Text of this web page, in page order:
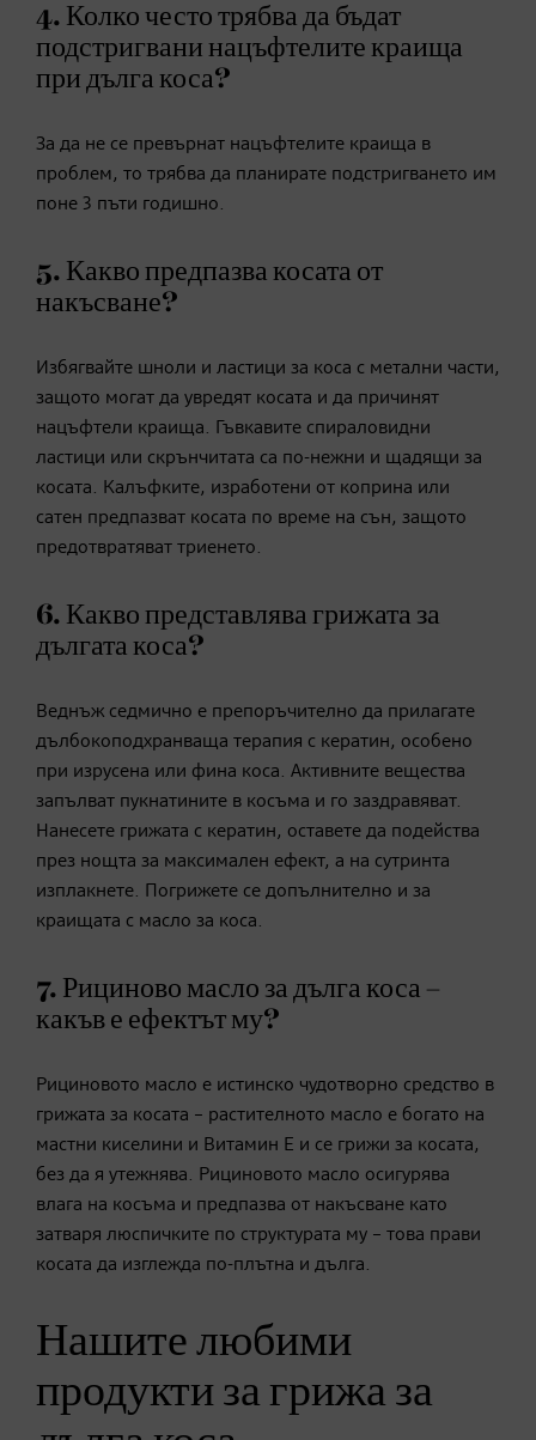
4. Колко често трябва да бъдат
подстригвани нацъфтелите краища
при дълга коса?
За да не се превърнат нацъфтелите краища в
проблем, то трябва да планирате подстригването им
поне 3 пъти годишно.
5. Какво предпазва косата от
накъсване?
Избягвайте шноли и ластици за коса с метални части,
защото могат да увредят косата и да причинят
нацъфтели краища. Гъвкавите спираловидни
ластици или скрънчитата са по-нежни и щадящи за
косата. Калъфките, изработени от коприна или
сатен предпазват косата по време на сън, защото
предотвратяват триенето.
6. Какво представлява грижата за
дългата коса?
Веднъж седмично е препоръчително да прилагате
дълбокоподхранваща терапия с кератин, особено
при изрусена или фина коса. Активните вещества
запълват пукнатините в косъма и го заздравяват.
Нанесете грижата с кератин, оставете да подейства
през нощта за максимален ефект, а на сутринта
изплакнете. Погрижете се допълнително и за
краищата с масло за коса.
7. Рициново масло за дълга коса –
какъв е ефектът му?
Рициновото масло е истинско чудотворно средство в
грижата за косата – растителното масло е богато на
мастни киселини и Витамин E и се грижи за косата,
без да я утежнява. Рициновото масло осигурява
влага на косъма и предпазва от накъсване като
затваря люспичките по структурата му – това прави
косата да изглежда по-плътна и дълга.
Нашите любими
продукти за грижа за